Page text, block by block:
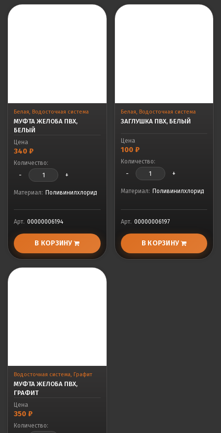
Белая Водосточная система
МУФТА ЖЕЛОБА ПВХ,
БЕЛЫЙ
Цена
340 ₽
Количество:
- +
Материал: Поливинилхлорид
Арт. 00000006194
В КОРЗИНУ
Белая Водосточная система
ЗАГЛУШКА ПВХ, БЕЛЫЙ
Цена
100 ₽
Количество:
- +
Материал: Поливинилхлорид
Арт. 00000006197
В КОРЗИНУ
Водосточная система, Графит
МУФТА ЖЕЛОБА ПВХ,
ГРАФИТ
Цена
350 ₽
Количество: